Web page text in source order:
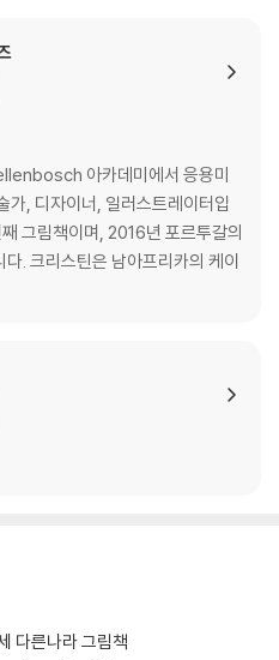
아카데미에서 응용미
가, 디자이너, 일러스트레이터입
그림책이며, 2016년 포르투갈의
. 크리스틴은 남아프리카의 케이
다른나라 그림책